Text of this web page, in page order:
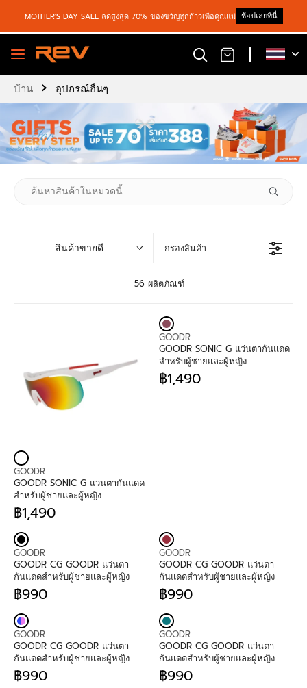
MOTHER'S DAY SALE ลดสูงสุด 70% ของขวัญทุกก้าวเพื่อคุณแม่ ช้อปเลยที่นี่
บ้าน › อุปกรณ์อื่นๆ
สินค้าขายดี กรองสินค้า
56 ผลิตภัณฑ์
V
E
N
D
O
:
GOODR
GOODR SONIC G แว่นตากันแดด
สำหรับผู้ชายและผู้หญิง
R
G
U
L
A
R
P
I
C
E
฿
1
,
฿1,490
V
E
N
D
O
GOODR
GOODR SONIC G แว่นตากันแดด
สำหรับผู้ชายและผู้หญิง
R
1
,
4
9
0
฿1,490
V
E
N
D
O
:
GOODR
GOODR CG GOODR แว่นตา
กันแดดสำหรับผู้ชายและผู้หญิง
R
G
U
L
A
R
P
฿990
V
E
N
D
O
:
GOODR
GOODR CG GOODR แว่นตา
กันแดดสำหรับผู้ชายและผู้หญิง
R
G
U
L
A
R
P
฿990
V
E
N
D
O
GOODR
GOODR CG GOODR แว่นตา
กันแดดสำหรับผู้ชายและผู้หญิง
R
฿990
V
E
N
D
O
GOODR
GOODR CG GOODR แว่นตา
กันแดดสำหรับผู้ชายและผู้หญิง
R
฿990